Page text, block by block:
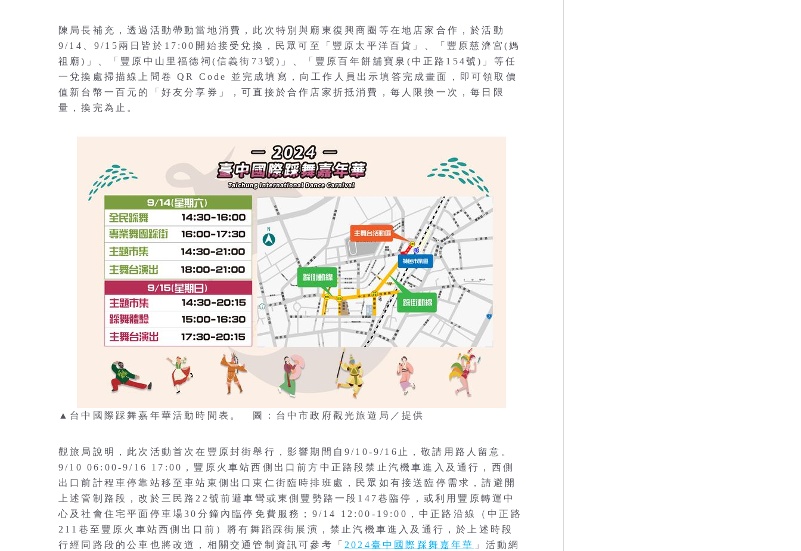
陳局長補充，透過活動帶動當地消費，此次特別與廟東復興商圈等在地店家合作，於活動
9/14、9/15兩日皆於17:00開始接受兌換，民眾可至「豐原太平洋百貨」、「豐原慈濟宮(媽
祖廟)」、「豐原中山里福德祠(信義街73號)」、「豐原百年餅舖寶泉(中正路154號)」等任
一兌換處掃描線上問卷 QR Code 並完成填寫，向工作人員出示填答完成畫面，即可領取價
值新台幣一百元的「好友分享券」，可直接於合作店家折抵消費，每人限換一次，每日限
量，換完為止。
▲台中國際踩舞嘉年華活動時間表。 圖：台中市政府觀光旅遊局／提供
觀旅局說明，此次活動首次在豐原封街舉行，影響期間自9/10-9/16止，敬請用路人留意。
9/10 06:00-9/16 17:00，豐原火車站西側出口前方中正路段禁止汽機車進入及通行，西側
出口前計程車停靠站移至車站東側出口東仁街臨時排班處，民眾如有接送臨停需求，請避開
上述管制路段，改於三民路22號前避車彎或東側豐勢路一段147巷臨停，或利用豐原轉運中
心及社會住宅平面停車場30分鐘內臨停免費服務；9/14 12:00-19:00，中正路沿線（中正路
211巷至豐原火車站西側出口前）將有舞蹈踩街展演，禁止汽機車進入及通行，於上述時段
行經同路段的公車也將改道，相關交通管制資訊可參考「 2024臺中國際踩舞嘉年華 」活動網